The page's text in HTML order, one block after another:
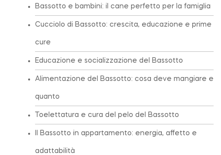
Bassotto e bambini: il cane perfetto per la famiglia
Cucciolo di Bassotto: crescita, educazione e prime
cure
Educazione e socializzazione del Bassotto
Alimentazione del Bassotto: cosa deve mangiare e
quanto
Toelettatura e cura del pelo del Bassotto
Il Bassotto in appartamento: energia, affetto e
adattabilità